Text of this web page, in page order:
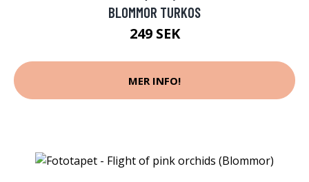
BLOMMOR TURKOS
249 SEK
MER INFO!